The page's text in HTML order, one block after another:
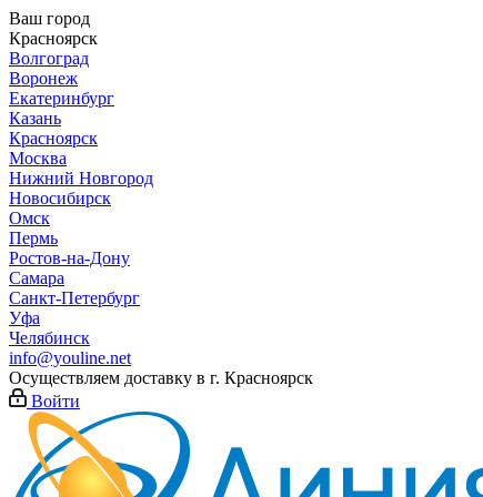
Ваш город
Красноярск
Волгоград
Воронеж
Екатеринбург
Казань
Красноярск
Москва
Нижний Новгород
Новосибирск
Омск
Пермь
Ростов-на-Дону
Самара
Санкт-Петербург
Уфа
Челябинск
info@youline.net
Осуществляем доставку в г. Красноярск
Войти